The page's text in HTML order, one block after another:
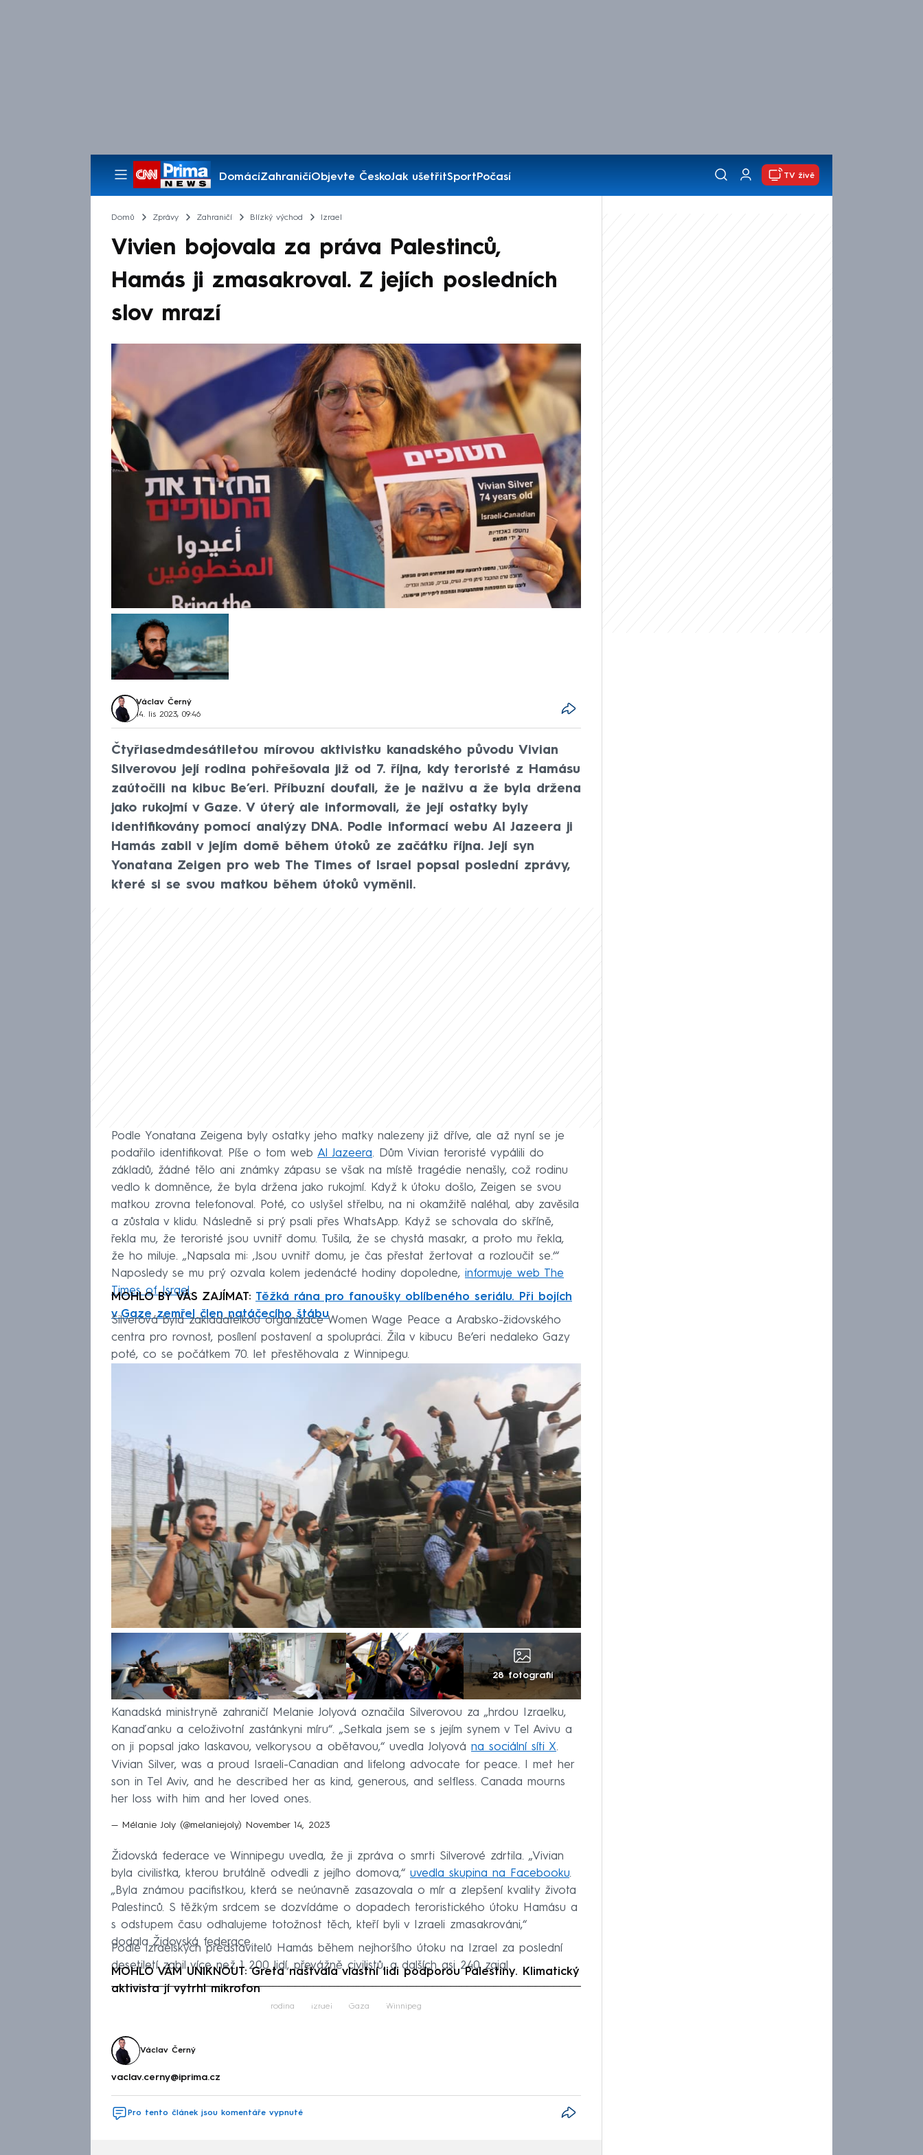
DomácíZahraničíObjevte ČeskoJak ušetřitSportPočasí
Pořady
TV živě
Domů Zprávy Zahraničí Blízký východ Izrael
Vivien bojovala za práva Palestinců,
Hamás ji zmasakroval. Z jejích posledních
slov mrazí
Václav Černý
14. lis 2023, 09:46
Čtyřiasedmdesátiletou mírovou aktivistku kanadského původu Vivian
Silverovou její rodina pohřešovala již od 7. října, kdy teroristé z Hamásu
zaútočili na kibuc Be’eri. Příbuzní doufali, že je naživu a že byla držena
jako rukojmí v Gaze. V úterý ale informovali, že její ostatky byly
identifikovány pomocí analýzy DNA. Podle informací webu Al Jazeera ji
Hamás zabil v jejím domě během útoků ze začátku října. Její syn
Yonatana Zeigen pro web The Times of Israel popsal poslední zprávy,
které si se svou matkou během útoků vyměnil.
Podle Yonatana Zeigena byly ostatky jeho matky nalezeny již dříve, ale až nyní se je
podařilo identifikovat. Píše o tom web Al Jazeera. Dům Vivian teroristé vypálili do
základů, žádné tělo ani známky zápasu se však na místě tragédie nenašly, což rodinu
vedlo k domněnce, že byla držena jako rukojmí. Když k útoku došlo, Zeigen se svou
matkou zrovna telefonoval. Poté, co uslyšel střelbu, na ni okamžitě naléhal, aby zavěsila
a zůstala v klidu. Následně si prý psali přes WhatsApp. Když se schovala do skříně,
řekla mu, že teroristé jsou uvnitř domu. Tušila, že se chystá masakr, a proto mu řekla,
že ho miluje. „Napsala mi: ‚Jsou uvnitř domu, je čas přestat žertovat a rozloučit se.‘“
Naposledy se mu prý ozvala kolem jedenácté hodiny dopoledne, informuje web The
Times of Israel.
MOHLO BY VÁS ZAJÍMAT: Těžká rána pro fanoušky oblíbeného seriálu. Při bojích
v Gaze zemřel člen natáčecího štábu
Silverová byla zakladatelkou organizace Women Wage Peace a Arabsko-židovského
centra pro rovnost, posílení postavení a spolupráci. Žila v kibucu Be’eri nedaleko Gazy
poté, co se počátkem 70. let přestěhovala z Winnipegu.
28 fotografií
Kanadská ministryně zahraničí Melanie Jolyová označila Silverovou za „hrdou Izraelku,
Kanaďanku a celoživotní zastánkyni míru“. „Setkala jsem se s jejím synem v Tel Avivu a
on ji popsal jako laskavou, velkorysou a obětavou,“ uvedla Jolyová na sociální síti X.
Vivian Silver, was a proud Israeli-Canadian and lifelong advocate for peace. I met her
son in Tel Aviv, and he described her as kind, generous, and selfless. Canada mourns
her loss with him and her loved ones.
— Mélanie Joly (@melaniejoly) November 14, 2023
Židovská federace ve Winnipegu uvedla, že ji zpráva o smrti Silverové zdrtila. „Vivian
byla civilistka, kterou brutálně odvedli z jejího domova,“ uvedla skupina na Facebooku.
„Byla známou pacifistkou, která se neúnavně zasazovala o mír a zlepšení kvality života
Palestinců. S těžkým srdcem se dozvídáme o dopadech teroristického útoku Hamásu a
s odstupem času odhalujeme totožnost těch, kteří byli v Izraeli zmasakrováni,“
dodala Židovská federace.
Podle izraelských představitelů Hamás během nejhoršího útoku na Izrael za poslední
desetiletí zabil více než 1 200 lidí, převážně civilistů, a dalších asi 240 zajal.
MOHLO VÁM UNIKNOUT: Greta naštvala vlastní lidi podporou Palestiny. Klimatický
aktivista jí vytrhl mikrofon
Failed to fetch
rodina Izrael Gaza Winnipeg
Václav Černý
vaclav.cerny@iprima.cz
Pro tento článek jsou komentáře vypnuté